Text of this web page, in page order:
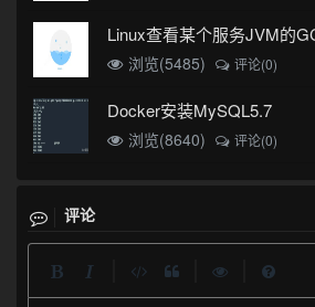
浏览(5485)
评论(0)
Docker安装MySQL5.7
浏览(8640) 评论(0)
评论